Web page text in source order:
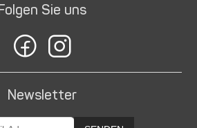
Sie uns
Newsletter